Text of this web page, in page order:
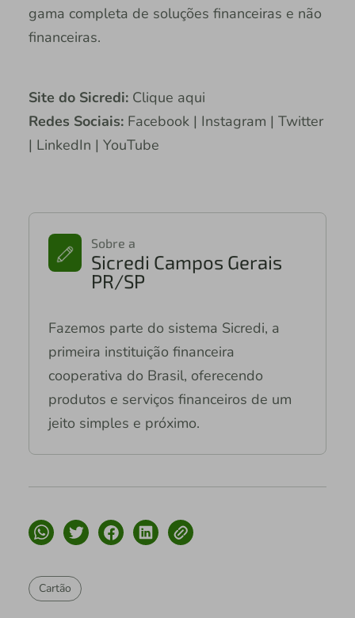
gama completa de soluções financeiras e não
financeiras.
Site do Sicredi:Clique aqui
Redes Sociais:Facebook | Instagram | Twitter
| LinkedIn | YouTube
Sobre a
Sicredi Campos Gerais
PR/SP
Fazemos parte do sistema Sicredi, a
primeira instituição financeira
cooperativa do Brasil, oferecendo
produtos e serviços financeiros de um
jeito simples e próximo.
Cartão